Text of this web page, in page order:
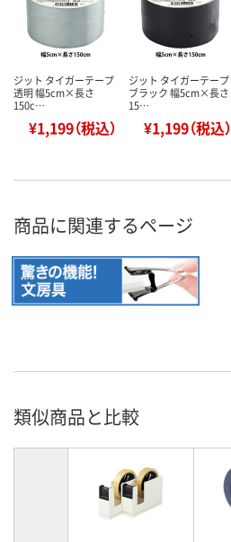
ジット タイガーテープ
透明 幅5cm×長さ
150c…
¥1,199（税込）
ジット タイガーテープ
ブラック 幅5cm×長さ
15…
¥1,199（税込）
商品に関連するページ
類似商品と比較